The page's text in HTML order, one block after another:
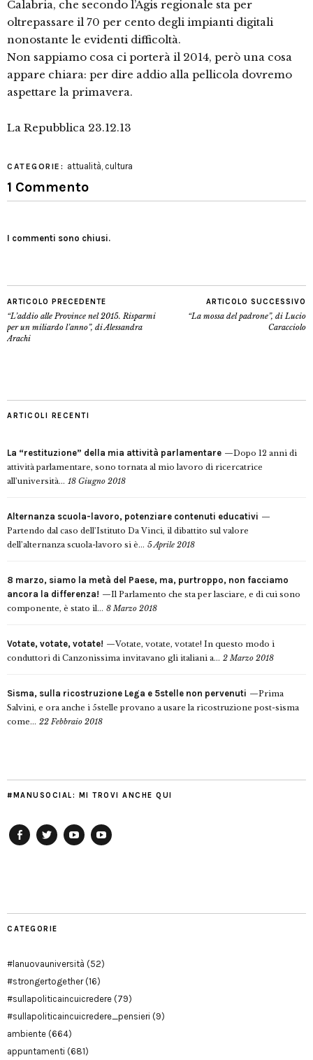
Calabria, che secondo l’Agis regionale sta per
oltrepassare il 70 per cento degli impianti digitali
nonostante le evidenti difficoltà.
Non sappiamo cosa ci porterà il 2014, però una cosa
appare chiara: per dire addio alla pellicola dovremo
aspettare la primavera.
La Repubblica 23.12.13
CATEGORIE: attualità, cultura
1 Commento
I commenti sono chiusi.
ARTICOLO PRECEDENTE
“L’addio alle Province nel 2015. Risparmi
per un miliardo l’anno”, di Alessandra
Arachi
ARTICOLO SUCCESSIVO
“La mossa del padrone”, di Lucio
Caracciolo
ARTICOLI RECENTI
La “restituzione” della mia attività parlamentare
Dopo 12 anni di
attività parlamentare, sono tornata al mio lavoro di ricercatrice
all’università... 18 Giugno 2018
Alternanza scuola-lavoro, potenziare contenuti educativi
Partendo dal caso dell’Istituto Da Vinci, il dibattito sul valore
dell’alternanza scuola-lavoro si è... 5 Aprile 2018
8 marzo, siamo la metà del Paese, ma, purtroppo, non facciamo
ancora la differenza!
Il Parlamento che sta per lasciare, e di cui sono
componente, è stato il... 8 Marzo 2018
Votate, votate, votate!
Votate, votate, votate! In questo modo i
conduttori di Canzonissima invitavano gli italiani a... 2 Marzo 2018
Sisma, sulla ricostruzione Lega e 5stelle non pervenuti
Prima
Salvini, e ora anche i 5stelle provano a usare la ricostruzione post-sisma
come... 22 Febbraio 2018
#MANUSOCIAL: MI TROVI ANCHE QUI
CATEGORIE
#lanuovauniversità (52)
#strongertogether(16)
#sullapoliticaincuicredere (79)
#sullapoliticaincuicredere_pensieri (9)
ambiente (664)
appuntamenti (681)